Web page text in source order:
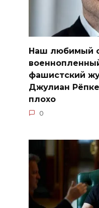
Наш любимый
фашистский
Джулиан
плохо
0